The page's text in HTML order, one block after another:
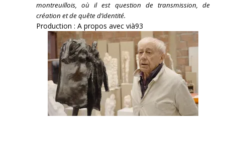
montreuillois, où il est question de transmission, de
création et de quête d’identité.
Production : A propos avec vià93